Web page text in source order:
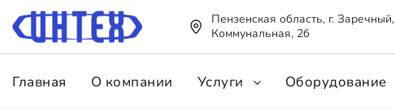
Пензенская область, г.
Коммунальная, 2б
Главная О компании Услуги Оборудование